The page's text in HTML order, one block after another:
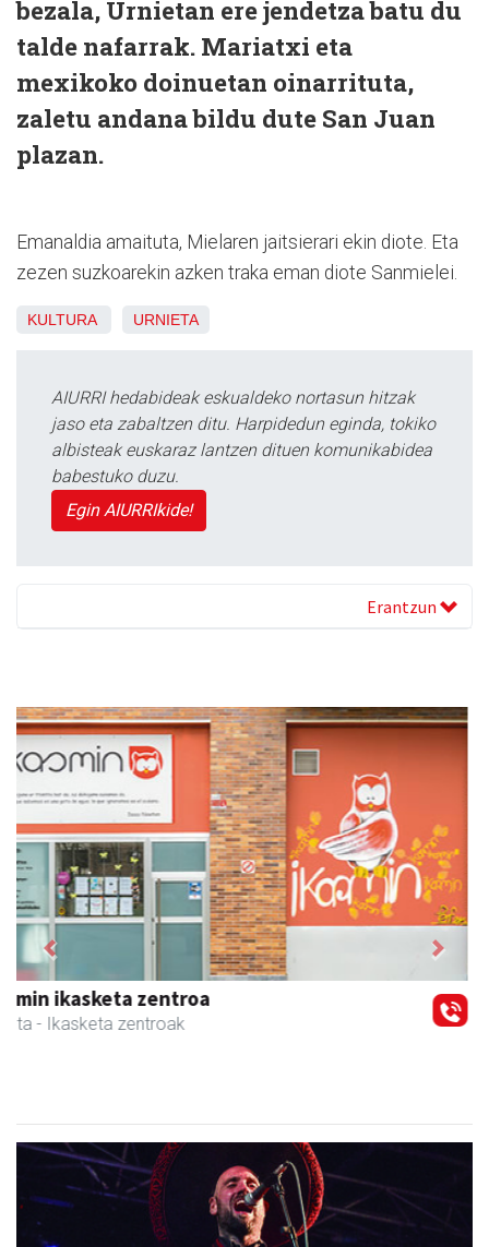
bezala, Urnietan ere jendetza batu du
talde nafarrak. Mariatxi eta
mexikoko doinuetan oinarrituta,
zaletu andana bildu dute San Juan
plazan.
Emanaldia amaituta, Mielaren jaitsierari ekin diote. Eta
zezen suzkoarekin azken traka eman diote Sanmielei.
KULTURA URNIETA
AIURRI hedabideak eskualdeko nortasun hitzak
jaso eta zabaltzen ditu. Harpidedun eginda, tokiko
albisteak euskaraz lantzen dituen komunikabidea
babestuko duzu.
Egin AIURRIkide!
Erantzun
Egape Ikastola
Urnieta - Hezkuntza
Previous Next